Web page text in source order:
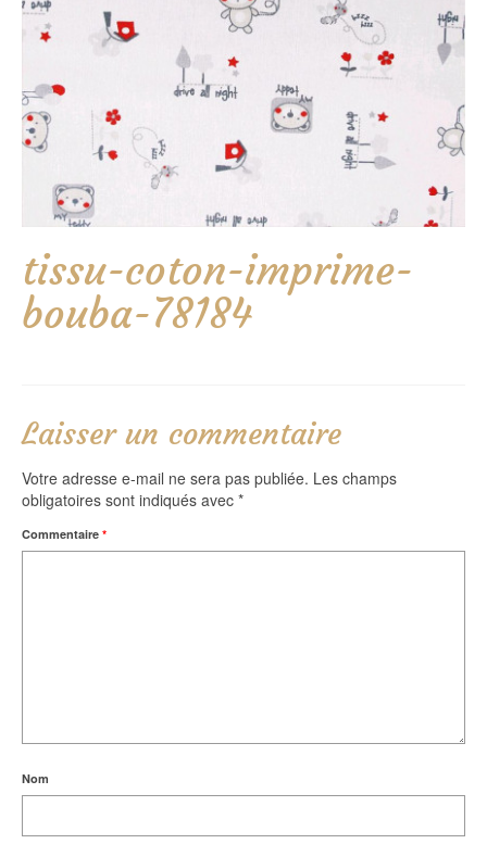
tissu-coton-imprime-
bouba-78184
Laisser un commentaire
Votre adresse e-mail ne sera pas publiée. Les champs
obligatoires sont indiqués avec *
Commentaire *
Nom